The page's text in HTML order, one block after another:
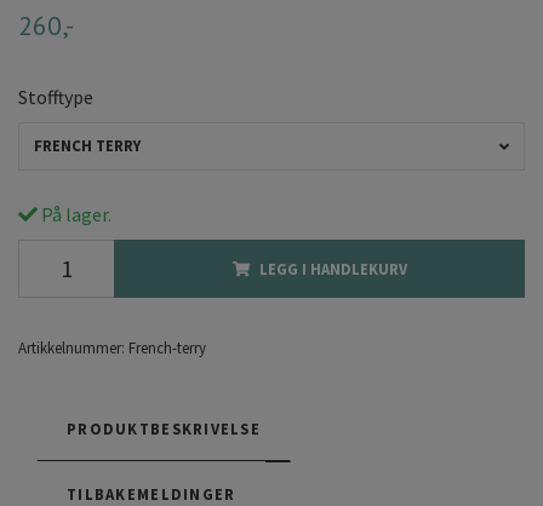
260,-
Stofftype
FRENCH TERRY
På lager.
LEGG I HANDLEKURV
Artikkelnummer: French-terry
PRODUKTBESKRIVELSE
TILBAKEMELDINGER